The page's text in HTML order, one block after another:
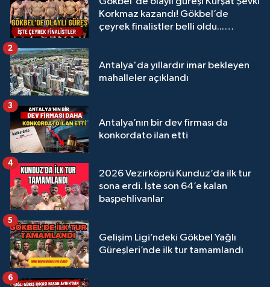
Korkmaz kazandı! Gökbel’de
çeyrek finalistler belli oldu...
Antalya'da yıllardır imar bekleyen
mahalleler açıklandı
2
Antalya’nın bir dev firması da
konkordato ilan etti
3
2026 Vezirköprü Kunduz’da ilk tur
sona erdi. İşte son 64’e kalan
başpehlivanlar
4
Gelişim Ligi’ndeki Gökbel Yağlı
Güreşleri’nde ilk tur tamamlandı
5
6